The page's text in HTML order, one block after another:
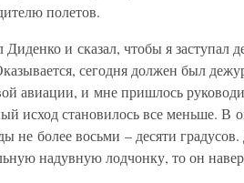
полетов.
и сказал, чтобы я
сегодня должен был
авиации, и мне пришлось
исход становилось все меньше. В
не более восьми – десяти
надувную лодчонку, то он